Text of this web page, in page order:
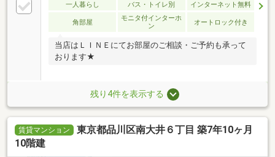
一人暮らし バス・トイレ別 インターネット無料
角部屋
モニタ付インターホ
ン
オートロック付き
当店はＬＩＮＥにてお部屋のご相談・ご予約も承って
おります★
残り4件を表示する
賃貸マンション
東京都品川区南大井６丁目 築7年10ヶ月
10階建